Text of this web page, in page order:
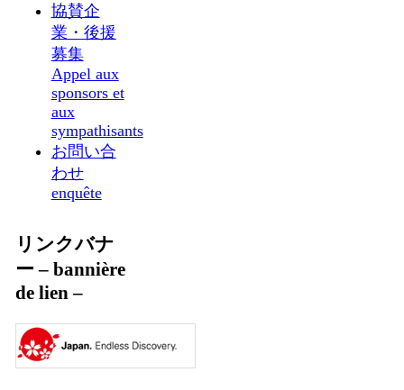
協賛企
業・後援
募集
Appel aux
sponsors et
aux
sympathisants
お問い合
わせ
enquête
リンクバナ
ー – bannière
de lien –